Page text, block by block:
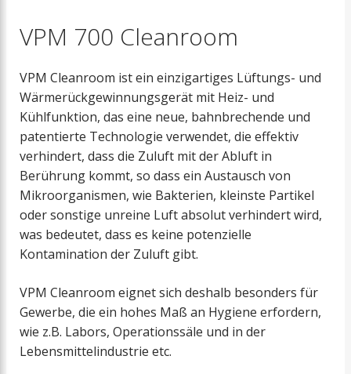
VPM 700 Cleanroom
VPM Cleanroom ist ein einzigartiges Lüftungs- und
Wärmerückgewinnungsgerät mit Heiz- und
Kühlfunktion, das eine neue, bahnbrechende und
patentierte Technologie verwendet, die effektiv
verhindert, dass die Zuluft mit der Abluft in
Berührung kommt, so dass ein Austausch von
Mikroorganismen, wie Bakterien, kleinste Partikel
oder sonstige unreine Luft absolut verhindert wird,
was bedeutet, dass es keine potenzielle
Kontamination der Zuluft gibt.
VPM Cleanroom eignet sich deshalb besonders für
Gewerbe, die ein hohes Maß an Hygiene erfordern,
wie z.B. Labors, Operationssäle und in der
Lebensmittelindustrie etc.